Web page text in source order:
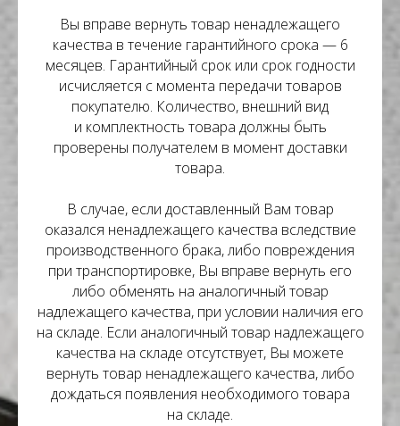
Вы вправе вернуть товар ненадлежащего
качества в течение гарантийного срока — 6
месяцев. Гарантийный срок или срок годности
исчисляется с момента передачи товаров
покупателю. Количество, внешний вид
и комплектность товара должны быть
проверены получателем в момент доставки
товара.
В случае, если доставленный Вам товар
оказался ненадлежащего качества вследствие
производственного брака, либо повреждения
при транспортировке, Вы вправе вернуть его
либо обменять на аналогичный товар
надлежащего качества, при условии наличия его
на складе. Если аналогичный товар надлежащего
качества на складе отсутствует, Вы можете
вернуть товар ненадлежащего качества, либо
дождаться появления необходимого товара
на складе.